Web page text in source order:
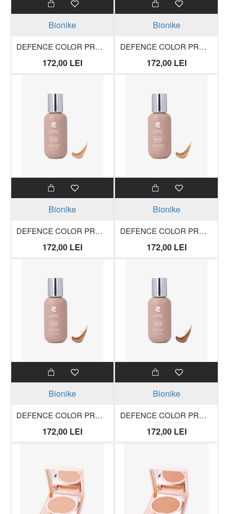
Bionike
DEFENCE COLOR PRO WEAR Fond de ten fluid acoperire mare, 01 IVOIRE, tub 50 ml
172,00 LEI
Bionike
DEFENCE COLOR PRO WEAR Fond de ten fluid acoperire mare, 02 CREME, tub 50 ml
172,00 LEI
Bionike
DEFENCE COLOR PRO WEAR Fond de ten fluid acoperire mare, 03 SAND , tub 50 ml
172,00 LEI
Bionike
DEFENCE COLOR PRO WEAR Fond de ten fluid acoperire mare, 04 BEIGE, tub 50 ml
172,00 LEI
Bionike
DEFENCE COLOR PRO WEAR Fond de ten fluid acoperire mare, 05 HONEY, tub 50 ml
172,00 LEI
Bionike
DEFENCE COLOR PRO WEAR Fond de ten fluid acoperire mare, 06 CINNAMON , tub 50 ml
172,00 LEI